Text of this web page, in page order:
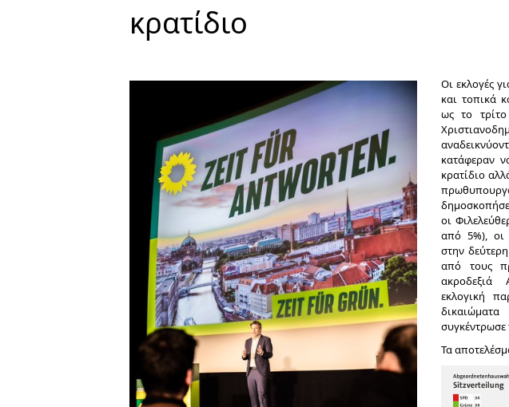
κρατίδιο
Οι εκλογές
και τοπικά
ως το
κατάφεραν
κρατίδιο
οι
από 5%), οι
στην
από τους
ακροδεξιά
εκλογική
συγκέντρωσε
Τα